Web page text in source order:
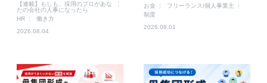
【連載】もしも、採用のプロがあな
たの会社の人事になったら
HR
働き方
2026.08.04
お金
フリーランス/個人事業主
制度
2026.08.01